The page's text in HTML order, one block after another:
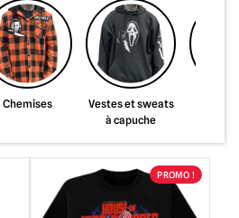
Chemises
Vestes et sweats
à capuche
PROMO !